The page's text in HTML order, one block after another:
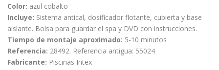
Color: azul cobalto
Incluye: Sistema antical, dosificador flotante, cubierta y base
aislante. Bolsa para guardar el spa y DVD con instrucciones.
Tiempo de montaje aproximado: 5-10 minutos
Referencia: 28492. Referencia antigua: 55024
Fabricante: Piscinas Intex